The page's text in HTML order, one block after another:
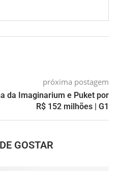
próxima postagem
da Imaginarium e Puket por
R$ 152 milhões | G1
GOSTAR